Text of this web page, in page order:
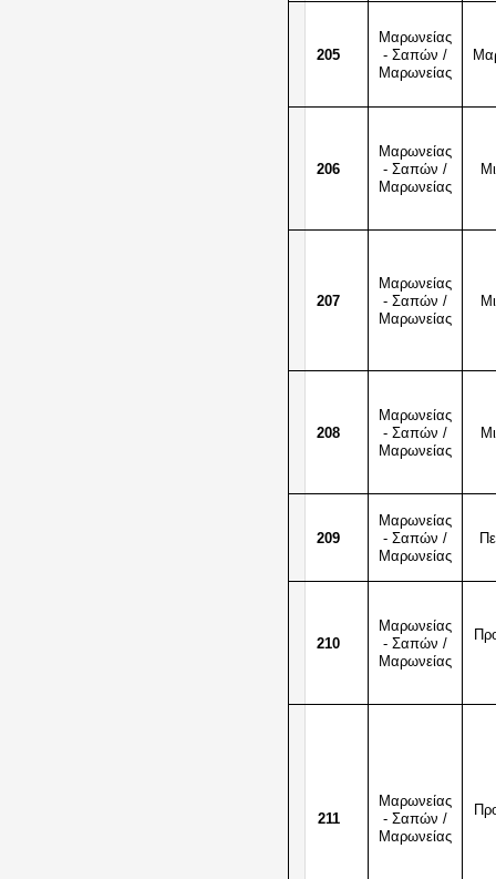
205
Μαρωνείας
- Σαπών /
Μαρωνείας
206
Μαρωνείας
- Σαπών /
Μαρωνείας
207
Μαρωνείας
- Σαπών /
Μαρωνείας
208
Μαρωνείας
- Σαπών /
Μαρωνείας
209
Μαρωνείας
- Σαπών /
Μαρωνείας
210
Μαρωνείας
- Σαπών /
Μαρωνείας
211
Μαρωνείας
- Σαπών /
Μαρωνείας